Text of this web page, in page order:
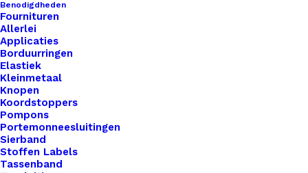
Benodigdheden
Fournituren
Allerlei
Applicaties
Borduurringen
Elastiek
Kleinmetaal
Knopen
Koordstoppers
Pompons
Portemonneesluitingen
Sierband
Stoffen Labels
Tassenband